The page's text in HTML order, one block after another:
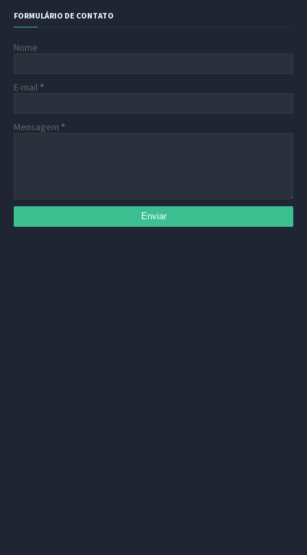
FORMULÁRIO DE CONTATO
Nome
E-mail *
Mensagem *